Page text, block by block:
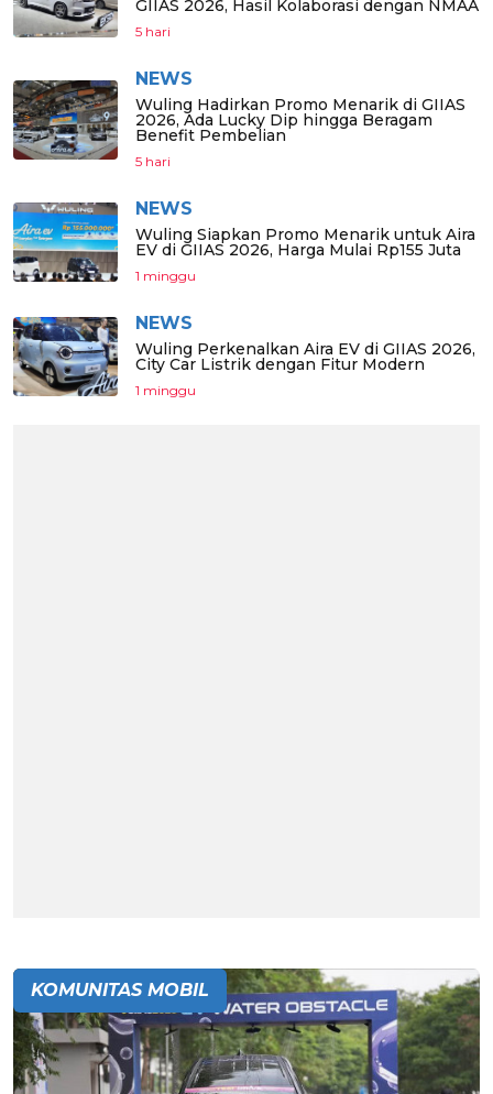
GIIAS 2026, Hasil Kolaborasi dengan NMAA
5 hari
NEWS
Wuling Hadirkan Promo Menarik di GIIAS
2026, Ada Lucky Dip hingga Beragam
Benefit Pembelian
5 hari
NEWS
Wuling Siapkan Promo Menarik untuk Aira
EV di GIIAS 2026, Harga Mulai Rp155 Juta
1 minggu
NEWS
Wuling Perkenalkan Aira EV di GIIAS 2026,
City Car Listrik dengan Fitur Modern
1 minggu
KOMUNITAS MOBIL